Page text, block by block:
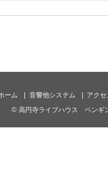
ーム 音響他システム
アクセ
© 高円寺ライブハウス ペンギ